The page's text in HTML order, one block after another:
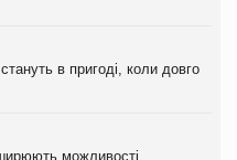
в пригоді, коли довго
можливості